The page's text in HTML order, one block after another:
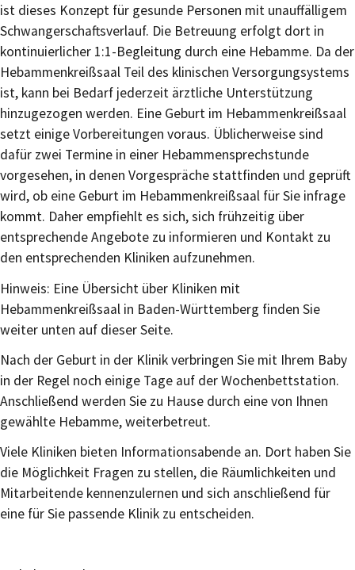
ist dieses Konzept für gesunde Personen mit unauffälligem
Schwangerschaftsverlauf. Die Betreuung erfolgt dort in
kontinuierlicher 1:1-Begleitung durch eine Hebamme. Da der
Hebammenkreißsaal Teil des klinischen Versorgungsystems
ist, kann bei Bedarf jederzeit ärztliche Unterstützung
hinzugezogen werden. Eine Geburt im Hebammenkreißsaal
setzt einige Vorbereitungen voraus. Üblicherweise sind
dafür zwei Termine in einer Hebammensprechstunde
vorgesehen, in denen Vorgespräche stattfinden und geprüft
wird, ob eine Geburt im Hebammenkreißsaal für Sie infrage
kommt. Daher empfiehlt es sich, sich frühzeitig über
entsprechende Angebote zu informieren und Kontakt zu
den entsprechenden Kliniken aufzunehmen.
Hinweis: Eine Übersicht über Kliniken mit
Hebammenkreißsaal in Baden-Württemberg finden Sie
weiter unten auf dieser Seite.
Nach der Geburt in der Klinik verbringen Sie mit Ihrem Baby
in der Regel noch einige Tage auf der Wochenbettstation.
Anschließend werden Sie zu Hause durch eine von Ihnen
gewählte Hebamme, weiterbetreut.
Viele Kliniken bieten Informationsabende an. Dort haben Sie
die Möglichkeit Fragen zu stellen, die Räumlichkeiten und
Mitarbeitende kennenzulernen und sich anschließend für
eine für Sie passende Klinik zu entscheiden.